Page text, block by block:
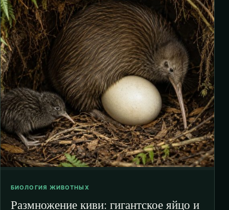
БИОЛОГИЯ ЖИВОТНЫХ
Размножение киви: гигантское яйцо и